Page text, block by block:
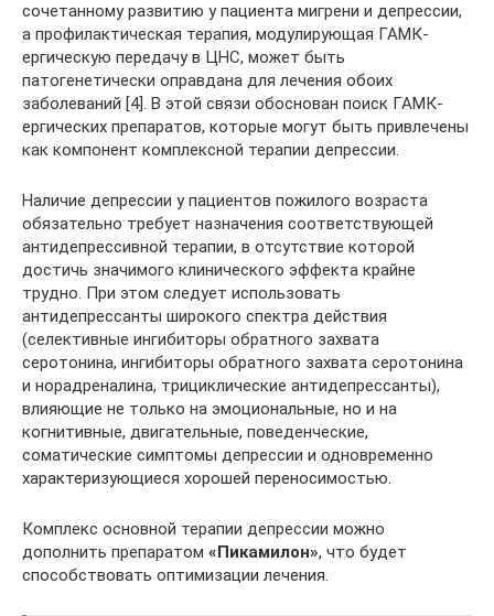
сочетанному развитию у пациента мигрени и депрессии,
а профилактическая терапия, модулирующая ГАМК-
ергическую передачу в ЦНС, может быть
патогенетически оправдана для лечения обоих
заболеваний [4]. В этой связи обоснован поиск ГАМК-
ергических препаратов, которые могут быть привлечены
как компонент комплексной терапии депрессии.
Наличие депрессии у пациентов пожилого возраста
обязательно требует назначения соответствующей
антидепрессивной терапии, в отсутствие которой
достичь значимого клинического эффекта крайне
трудно. При этом следует использовать
антидепрессанты широкого спектра действия
(селективные ингибиторы обратного захвата
серотонина, ингибиторы обратного захвата серотонина
и норадреналина, трициклические антидепрессанты),
влияющие не только на эмоциональные, но и на
когнитивные, двигательные, поведенческие,
соматические симптомы депрессии и одновременно
характеризующиеся хорошей переносимостью.
Комплекс основной терапии депрессии можно
дополнить препаратом «Пикамилон», что будет
способствовать оптимизации лечения.